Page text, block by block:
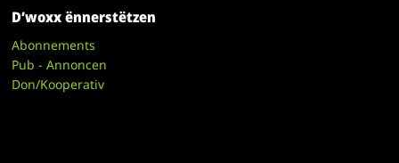
D’woxx ënnerstëtzen
Abonnements
Pub - Annoncen
Don/Kooperativ